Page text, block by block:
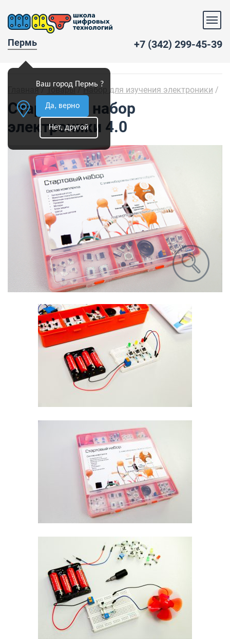
Пермь
Ваш город Пермь ?
Да, верно
Нет, другой
+7 (342) 299-45-39
Главная/Товары /Набор для изучения электроники /
Стартовый набор
электроники 4.0